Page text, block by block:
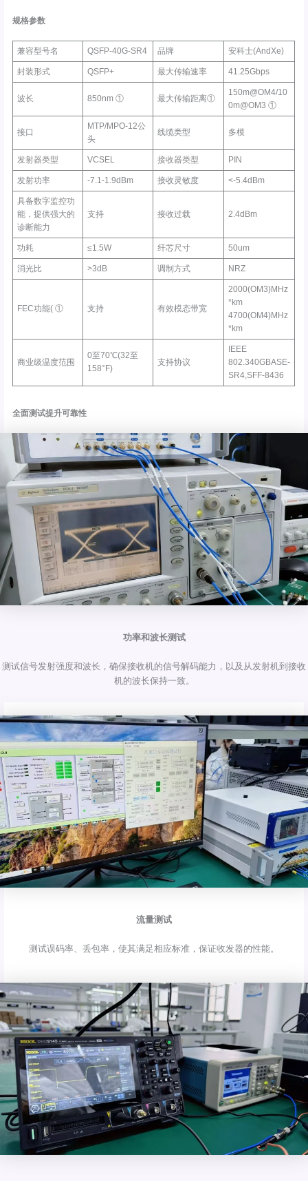
规格参数
兼容型号名 QSFP-40G-SR4 品牌 安科士(AndXe)
封装形式 QSFP+ 最大传输速率 41.25Gbps
波长 850nm ① 最大传输距离①
150m@OM4/10
0m@OM3 ①
接口
MTP/MPO-12公
头
线缆类型 多模
发射器类型 VCSEL 接收器类型 PIN
发射功率 -7.1-1.9dBm 接收灵敏度 <-5.4dBm
具备数字监控功
能，提供强大的
诊断能力
支持 接收过载 2.4dBm
功耗 ≤1.5W 纤芯尺寸 50um
消光比 >3dB 调制方式 NRZ
FEC功能( ① 支持 有效模态带宽
2000(OM3)MHz
*km
4700(OM4)MHz
*km
商业级温度范围
0至70℃(32至
158°F)
支持协议
IEEE
802.340GBASE-
SR4,SFF-8436
全面测试提升可靠性
功率和波长测试
测试信号发射强度和波长，确保接收机的信号解码能力，以及从发射机到接收
机的波长保持一致。
流量测试
测试误码率、丢包率，使其满足相应标准，保证收发器的性能。